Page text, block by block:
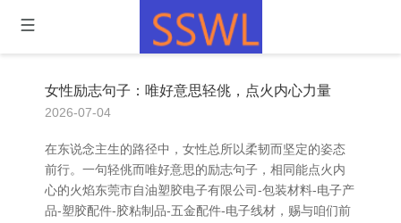
女性励志句子：唯好意思轻佻，点火内心力量
2026-07-04
在东说念主生的路径中，女性总所以柔韧而坚定的姿态
前行。一句轻佻而唯好意思的励志句子，相同能点火内
心的火焰东莞市自油塑胶电子有限公司-包装材料-电子产
品-塑胶配件-胶粘制品-五金配件-电子线材，赐与咱们前